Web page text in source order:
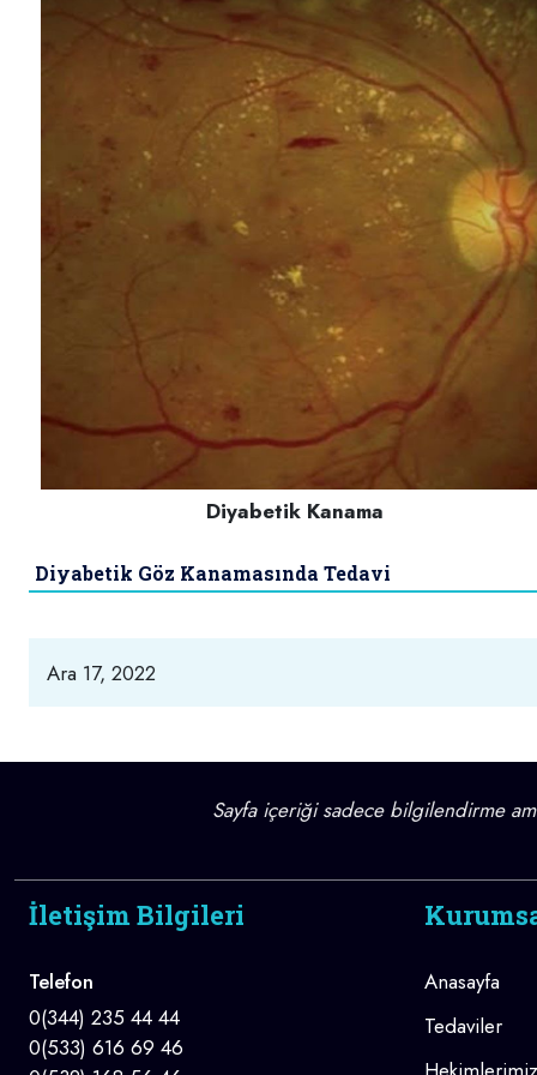
Diyabetik Kanama
Diyabetik Göz Kanamasında Tedavi
Ara 17, 2022
Sayfa içeriği sadece bilgilendirme
İletişim Bilgileri
Telefon
0(344) 235 44 44
0(533) 616 69 46
Anasayfa
Tedaviler